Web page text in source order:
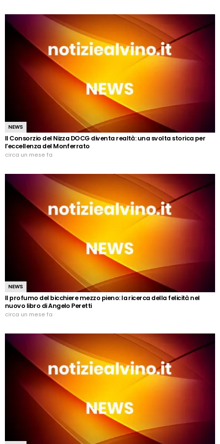
NEWS
Il Consorzio del Nizza DOCG diventa realtà: una svolta storica per
l’eccellenza del Monferrato
circa un mese fa
NEWS
Il profumo del bicchiere mezzo pieno: la ricerca della felicità nel
nuovo libro di Angelo Peretti
circa un mese fa